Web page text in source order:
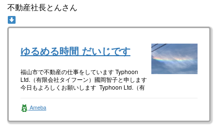
不動産社長とんさん
ゆるめる時間 だいじです
福山市で不動産の仕事をしています Typhoon
Ltd.（有限会社タイフーン）國岡智子と申します
今日もよろしくお願いします Typhoon Ltd.（有
Ameba